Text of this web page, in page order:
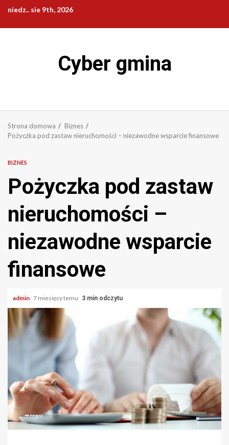
Przejdź
treści
niedz.. sie 9th, 2026
Cyber gmina
Strona domowa
Biznes
Pożyczka pod zastaw nieruchomości – niezawodne wsparcie finansowe
BIZNES
Pożyczka pod zastaw
nieruchomości –
niezawodne wsparcie
finansowe
admin 7 miesięcy temu 3 min odczytu